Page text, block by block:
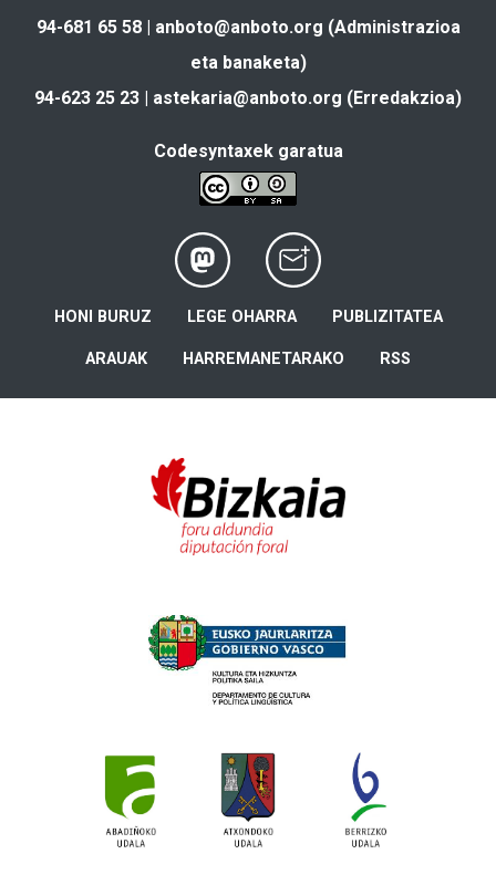
94-681 65 58 | anboto@anboto.org (Administrazioa
eta banaketa)
94-623 25 23 | astekaria@anboto.org (Erredakzioa)
Codesyntaxek garatua
HONI BURUZ LEGE OHARRA PUBLIZITATEA
ARAUAK HARREMANETARAKO RSS